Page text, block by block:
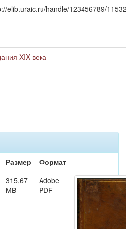
elib.uraic.ru/handle/123456789/
XIX века
Размер
Формат
315,67
MB
Adobe
PDF